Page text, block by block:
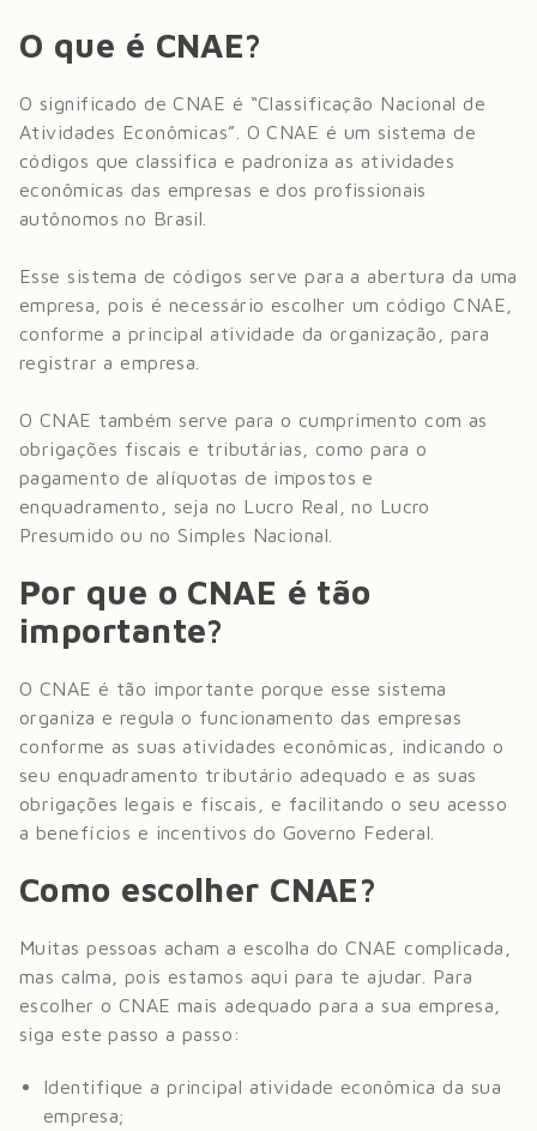
O que é CNAE?
O significado de CNAE é “Classificação Nacional de
Atividades Econômicas”. O CNAE é um sistema de
códigos que classifica e padroniza as atividades
econômicas das empresas e dos profissionais
autônomos no Brasil.
Esse sistema de códigos serve para a abertura da uma
empresa, pois é necessário escolher um código CNAE,
conforme a principal atividade da organização, para
registrar a empresa.
O CNAE também serve para o cumprimento com as
obrigações fiscais e tributárias, como para o
pagamento de alíquotas de impostos e
enquadramento, seja no Lucro Real, no Lucro
Presumido ou no Simples Nacional.
Por que o CNAE é tão
importante?
O CNAE é tão importante porque esse sistema
organiza e regula o funcionamento das empresas
conforme as suas atividades econômicas, indicando o
seu enquadramento tributário adequado e as suas
obrigações legais e fiscais, e facilitando o seu acesso
a benefícios e incentivos do Governo Federal.
Como escolher CNAE?
Muitas pessoas acham a escolha do CNAE complicada,
mas calma, pois estamos aqui para te ajudar. Para
escolher o CNAE mais adequado para a sua empresa,
siga este passo a passo:
Identifique a principal atividade econômica da sua
empresa;